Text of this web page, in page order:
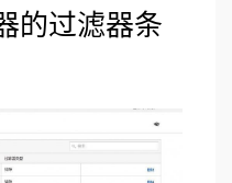
的过滤器条